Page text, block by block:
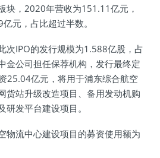
块，2020年营收为151.11亿元，
元，占比超过半数。
次IPO的发行规模为1.588亿股，占
金公司担任保荐机构，发行最终定
25.04亿元，将用于浦东综合航空
货站升级改造项目、备用发动机购
发平台建设项目。
物流中心建设项目的募资使用额为